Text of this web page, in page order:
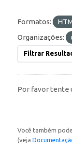
Formatos:
Organizações:
Filtrar
Por favor tente
Você também
(veja